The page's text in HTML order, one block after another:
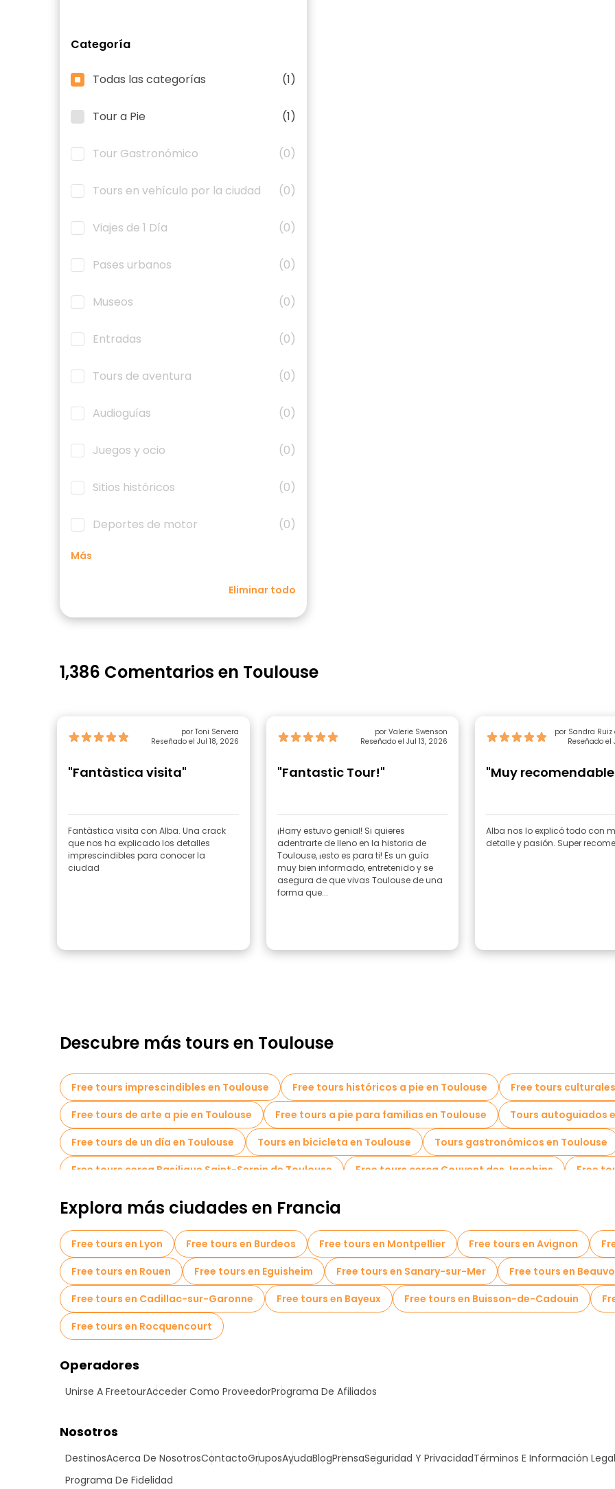
Categoría
Todas las categorías (1)
Tour a Pie (1)
Tour Gastronómico (0)
Tours en vehículo por la ciudad (0)
Viajes de 1 Día (0)
Pases urbanos (0)
Museos (0)
Entradas (0)
Tours de aventura (0)
Audioguías (0)
Juegos y ocio (0)
Sitios históricos (0)
Deportes de motor (0)
Más
Eliminar todo
1,386 Comentarios en Toulouse
por Toni Servera
Reseñado el Jul 18, 2026
"Fantàstica visita"
Fantàstica visita con Alba. Una crack
que nos ha explicado los detalles
imprescindibles para conocer la
ciudad
por Valerie Swenson
Reseñado el Jul 13, 2026
"Fantastic Tour!"
¡Harry estuvo genial! Si quieres
adentrarte de lleno en la historia de
Toulouse, ¡esto es para ti! Es un guía
muy bien informado, entretenido y se
asegura de que vivas Toulouse de una
forma que...
por Sandra
Reseñado el
"Muy
Alba nos lo explicó todo con
detalle y pasión. Super
Descubre más tours en Toulouse
Free tours imprescindibles en Toulouse Free tours históricos a pie en Toulouse
Free tours
Free tours de arte a pie en Toulouse
Free tours a pie para familias en Toulouse
Tours autoguiados
Free tours de un día en Toulouse
Tours en bicicleta en Toulouse
Tours gastronómicos en Toulouse
Free tours cerca Basilique Saint-Sernin de Toulouse
Free tours cerca Couvent des Jacobins Free
Explora más ciudades en Francia
Free tours en Lyon Free tours en Burdeos Free tours en Montpellier Free tours en Avignon
Free tours en Rouen
Free tours en Eguisheim Free tours en Sanary-sur-Mer
Free tours en
Free tours en Cadillac-sur-Garonne
Free tours en Bayeux Free tours en Buisson-de-Cadouin
Free tours en Rocquencourt
Operadores
Unirse A FreetourAcceder Como ProveedorPrograma De Afiliados
Nosotros
DestinosAcerca De NosotrosContactoGruposAyudaBlogPrensaSeguridad Y PrivacidadTérminos E Información Legal
Programa De Fidelidad